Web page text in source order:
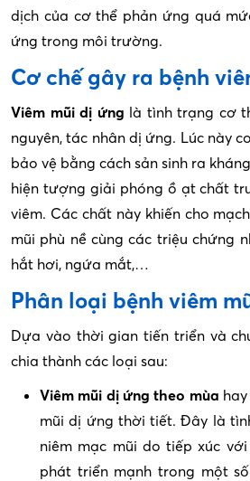
dịch của cơ thể phản ứng quá
ứng trong môi trường.
Cơ chế gây ra bệnh
Viêm mũi dị ứng là tình trạng cơ
nguyên, tác nhân dị ứng. Lúc này
bảo vệ bằng cách sản sinh ra
hiện tượng giải phóng ồ ạt chất
viêm. Các chất này khiến cho
mũi phù nề cùng các triệu chứng
hắt hơi, ngứa mắt,…
Phân loại bệnh viêm
Dựa vào thời gian tiến triển và
chia thành các loại sau:
Viêm mũi dị ứng theo mùa
mũi dị ứng thời tiết. Đây là
niêm mạc mũi do tiếp xúc
phát triển mạnh trong một